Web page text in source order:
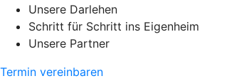
Unsere Darlehen
Schritt für Schritt ins Eigenheim
Unsere Partner
Termin vereinbaren